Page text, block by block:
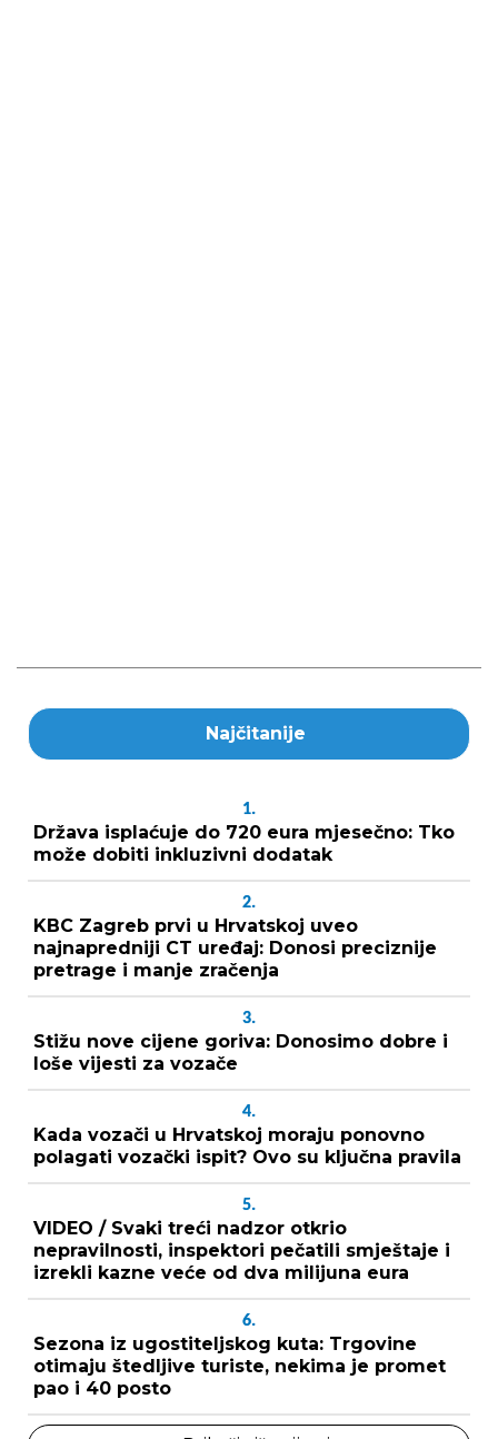
Najčitanije
1.
Država isplaćuje do 720 eura mjesečno: Tko
može dobiti inkluzivni dodatak
2.
KBC Zagreb prvi u Hrvatskoj uveo
najnapredniji CT uređaj: Donosi preciznije
pretrage i manje zračenja
3.
Stižu nove cijene goriva: Donosimo dobre i
loše vijesti za vozače
4.
Kada vozači u Hrvatskoj moraju ponovno
polagati vozački ispit? Ovo su ključna pravila
5.
VIDEO / Svaki treći nadzor otkrio
nepravilnosti, inspektori pečatili smještaje i
izrekli kazne veće od dva milijuna eura
6.
Sezona iz ugostiteljskog kuta: Trgovine
otimaju štedljive turiste, nekima je promet
pao i 40 posto